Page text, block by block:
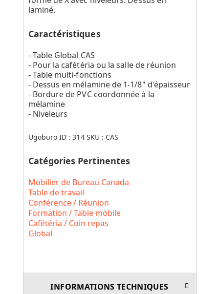
laminé.
Caractéristiques
- Table Global CAS
- Pour la cafétéria ou la salle de réunion
- Table multi-fonctions
- Dessus en mélamine de 1-1/8" d'épaisseur
- Bordure de PVC coordonnée à la
mélamine
- Niveleurs
Ugoburo ID :314 SKU : CAS
Catégories Pertinentes
Mobilier de Bureau Canada
Table de travail
Conférence / Réunion
Formation / Table mobile
Cafétéria / Coin repas
Global
INFORMATIONS TECHNIQUES